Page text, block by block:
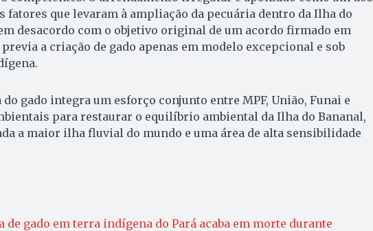
fatores que levaram à ampliação da pecuária dentro da Ilha do
desacordo com o objetivo original de um acordo firmado em
previa a criação de gado apenas em modelo excepcional e sob
do gado integra um esforço conjunto entre MPF, União, Funai e
para restaurar o equilíbrio ambiental da Ilha do Bananal,
a maior ilha fluvial do mundo e uma área de alta sensibilidade
de gado em terra indígena do Pará acaba em morte durante